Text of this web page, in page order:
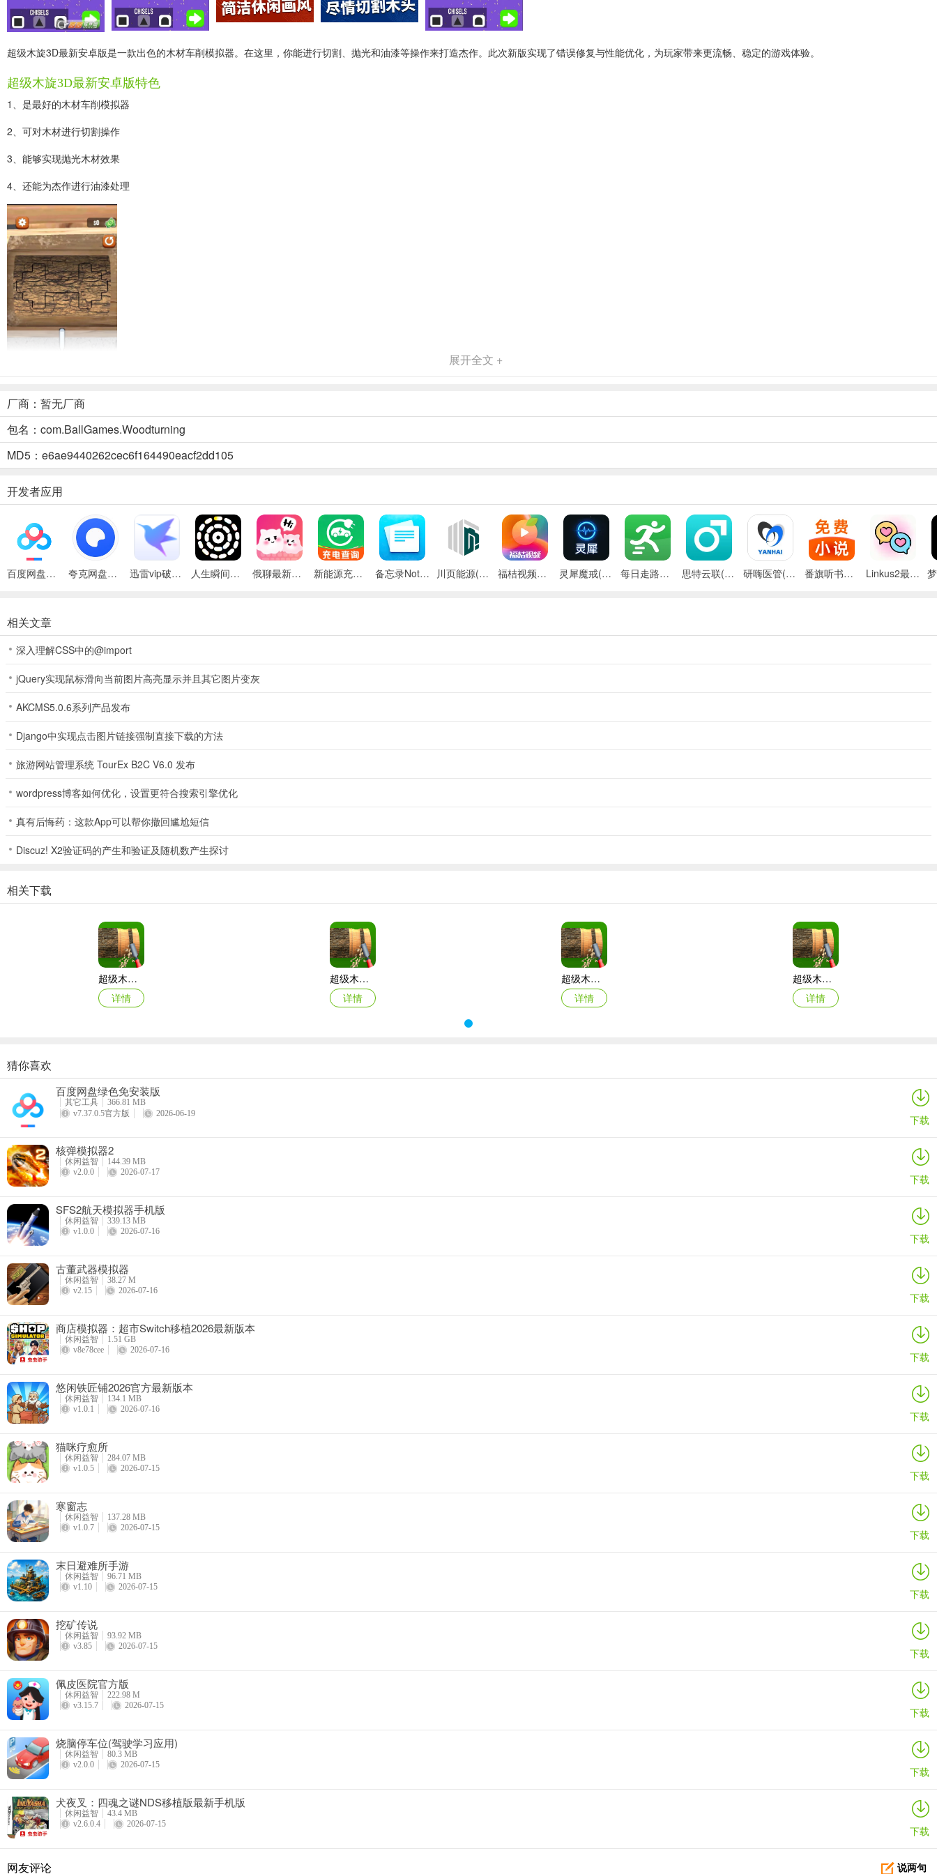
超级木旋3D最新安卓版是一款出色的木材车削模拟器。在这里，你能进行切割、抛光和油漆等操作来打造杰作。此次新版实现了错误修复与性能优化，为玩家带来更流畅、稳定的游戏体验。
超级木旋3D最新安卓版特色
1、是最好的木材车削模拟器
2、可对木材进行切割操作
3、能够实现抛光木材效果
4、还能为杰作进行油漆处理
超级木旋3D最新安卓版优势
1. 作为最好的木材车削模拟器，能为用户带来独特体验。
2. 可进行切割操作，让用户自由塑造木材形状。
3. 支持抛光处理，使木材表面更加光滑细腻。
4. 能够进行油漆操作，为木材增添个性化色彩。
5. 新版注重错误修复，保障使用过程稳定顺畅。
美的小物件，它都能助力实现。而且能及时获取最新章节更新时间，让你第一时间掌握新内容。新版还进行了错误修复和性能优化，使用起来更加顺畅。通过它，你无需复杂的设备和场地，在家就能尽情享受木材车
削的乐趣，发挥自己的创意和想象力，轻松将一块块木材变成令人满意的作品，为生活增添别样的趣味和成就感，快来下载体验吧！
超级木旋3d模拟版最新版本更新内容
嘿，如果你对木材车削感兴趣，那超级木旋3d模拟版绝对值得一试！它能让你体验切割、抛光和油漆木材，打造自己杰作的乐趣。最新版本有不少更新哦，修复了之前可能出现的错误，让使用过程更稳定。还进行了
性能优化，操作起来更流畅，不会卡顿。不管你是新手想入门木材车削，还是有经验的爱好者想进一步提升技巧，它都能满足你。在这里，你可以尽情发挥创意，模拟真实的木材加工过程，不用担心材料浪费等问
题。通过它，你能熟悉木材车削的各种步骤和技巧，仿佛身临其境。而且随时都能上手操作，方便又有趣，能帮你轻松实现木材车削的梦想，赶紧来试试吧！
展开全文 +
厂商：暂无厂商
包名：com.BallGames.Woodturning
MD5：e6ae9440262cec6f164490eacf2dd105
开发者应用
百度网盘绿色免安装Pc电脑版 夸克网盘官方正式版 迅雷vip破解版永久会员2024版 人生瞬间最新手机版 俄聊最新手机版 新能源充电桩查询(充电桩查询应用) 备忘录Note(多功能记事APP) 川页能源(电池管理应用) 福桔视频最新手机版 灵犀魔戒(运动睡眠管家) 每日走路计步(运动健康记录) 思特云联(视频监控应用) 研嗨医管(医院管理平台) 番旗听书免费畅听(听书软件) Linkus2最新手机版
相关文章
深入理解CSS中的@import
jQuery实现鼠标滑向当前图片高亮显示并且其它图片变灰
AKCMS5.0.6系列产品发布
Django中实现点击图片链接强制直接下载的方法
旅游网站管理系统 TourEx B2C V6.0 发布
wordpress博客如何优化，设置更符合搜索引擎优化
真有后悔药：这款App可以帮你撤回尴尬短信
Discuz! X2验证码的产生和验证及随机数产生探讨
相关下载
超级木旋3D版最新版
详情
超级木旋3D版官方版
详情
超级木旋3D版中文版
详情
超级木旋3d版
详情
猜你喜欢
百度网盘绿色免安装版
其它工具
366.81 MB
v7.37.0.5官方版
2026-06-19 下载
核弹模拟器2
休闲益智
144.39 MB
v2.0.0
2026-07-17 下载
SFS2航天模拟器手机版
休闲益智
339.13 MB
v1.0.0
2026-07-16 下载
古董武器模拟器
休闲益智
38.27 M
v2.15
2026-07-16 下载
商店模拟器：超市Switch移植2026最新版本
休闲益智
1.51 GB
v8e78cee
2026-07-16 下载
悠闲铁匠铺2026官方最新版本
休闲益智
134.1 MB
v1.0.1
2026-07-16 下载
猫咪疗愈所
休闲益智
284.07 MB
v1.0.5
2026-07-15 下载
寒窗志
休闲益智
137.28 MB
v1.0.7
2026-07-15 下载
末日避难所手游
休闲益智
96.71 MB
v1.10
2026-07-15 下载
挖矿传说
休闲益智
93.92 MB
v3.85
2026-07-15 下载
佩皮医院官方版
休闲益智
222.98 M
v3.15.7
2026-07-15 下载
烧脑停车位(驾驶学习应用)
休闲益智
80.3 MB
v2.0.0
2026-07-15 下载
犬夜叉：四魂之谜NDS移植版最新手机版
休闲益智
43.4 MB
v2.6.0.4
2026-07-15 下载
说两句
网友评论